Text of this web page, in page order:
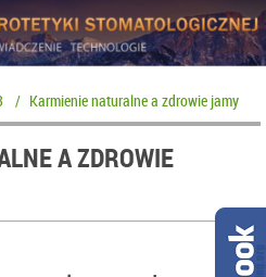
/ Karmienie naturalne a zdrowie jamy
A ZDROWIE